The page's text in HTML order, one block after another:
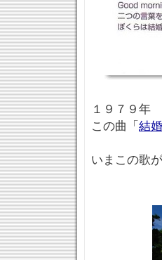
１９７９年
この曲「 結
いまこの歌